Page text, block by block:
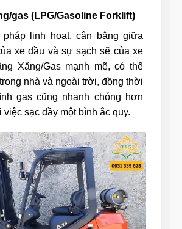
gas (LPG/Gasoline Forklift)
linh hoạt, cân bằng giữa
xe dầu và sự sạch sẽ của xe
Xăng/Gas mạnh mẽ, có thể
nhà và ngoài trời, đồng thời
gas cũng nhanh chóng hơn
việc sạc đầy một bình ắc quy.